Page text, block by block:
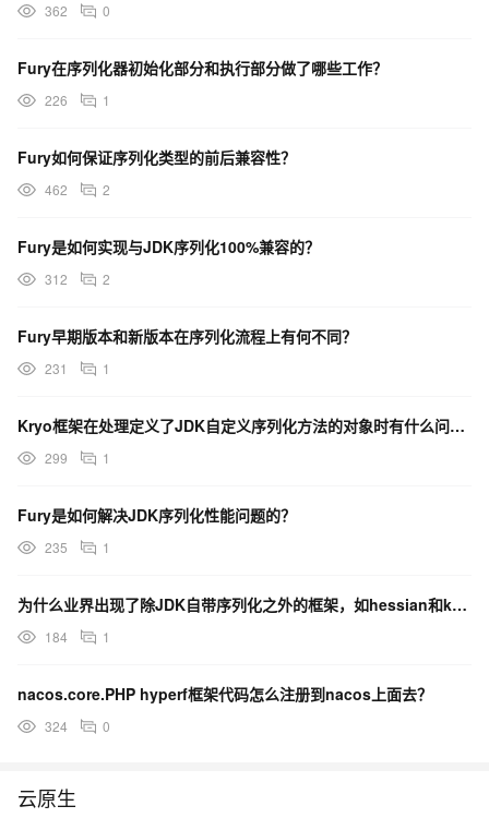
362 0
Fury在序列化器初始化部分和执行部分做了哪些工作？
226 1
Fury如何保证序列化类型的前后兼容性？
462 2
Fury是如何实现与JDK序列化100%兼容的？
312 2
Fury早期版本和新版本在序列化流程上有何不同？
231 1
Kryo框架在处理定义了JDK自定义序列化方法的对象时有什么问题？
299 1
Fury是如何解决JDK序列化性能问题的？
235 1
为什么业界出现了除JDK自带序列化之外的框架，如hessian和kryo？
184 1
nacos.core.PHP hyperf框架代码怎么注册到nacos上面去？
324 0
云原生